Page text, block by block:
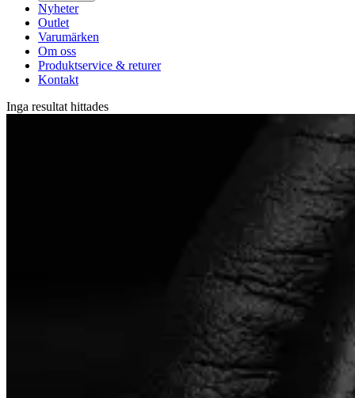
Nyheter
Outlet
Varumärken
Om oss
Produktservice & returer
Kontakt
Inga resultat hittades